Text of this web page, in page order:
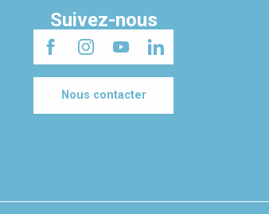
Suivez-nous
Nous contacter